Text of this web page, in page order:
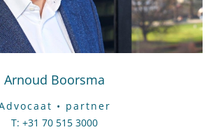
Arnoud Boorsma
• partner
T: Bel naar Arnoud Boorsma
+31 70 515 3000